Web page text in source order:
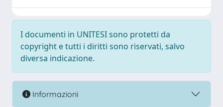
I documenti in UNITESI sono protetti da
copyright e tutti i diritti sono riservati, salvo
diversa indicazione.
Informazioni